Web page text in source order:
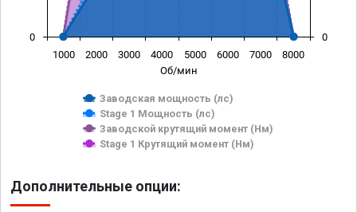
Об/мин
Заводская мощность (лс)
Stage 1 Мощность (лс)
Заводской крутящий момент (Нм)
Stage 1 Крутящий момент (Нм)
1000 2000 3000 4000 5000 6000 7000 8000
0 0
Дополнительные опции: